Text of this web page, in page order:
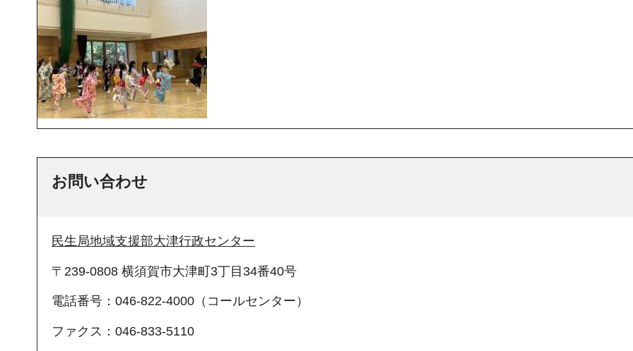
お問い合わせ
民生局地域支援部大津行政センター
〒239-0808 横須賀市大津町3丁目34番40号
電話番号：046-822-4000（コールセンター）
ファクス：046-833-5110